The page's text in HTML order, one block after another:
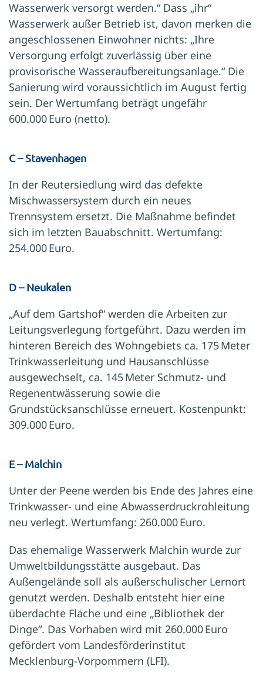
Wasserwerk versorgt werden.“ Dass „ihr“
Wasserwerk außer Betrieb ist, davon merken die
angeschlossenen Einwohner nichts: „Ihre
Versorgung erfolgt zuverlässig über eine
provisorische Wasseraufbereitungsanlage.“ Die
Sanierung wird voraussichtlich im August fertig
sein. Der Wertumfang beträgt ungefähr
600.000 Euro (netto).
C – Stavenhagen
In der Reutersiedlung wird das defekte
Mischwassersystem durch ein neues
Trennsystem ersetzt. Die Maßnahme befindet
sich im letzten Bauabschnitt. Wertumfang:
254.000 Euro.
D – Neukalen
„Auf dem Gartshof“ werden die Arbeiten zur
Leitungsverlegung fortgeführt. Dazu werden im
hinteren Bereich des Wohngebiets ca. 175 Meter
Trinkwasserleitung und Hausanschlüsse
ausgewechselt, ca. 145 Meter Schmutz- und
Regenentwässerung sowie die
Grundstücksanschlüsse erneuert. Kostenpunkt:
309.000 Euro.
E – Malchin
Unter der Peene werden bis Ende des Jahres eine
Trinkwasser- und eine Abwasserdruckrohleitung
neu verlegt. Wertumfang: 260.000 Euro.
Das ehemalige Wasserwerk Malchin wurde zur
Umweltbildungsstätte ausgebaut. Das
Außengelände soll als außerschulischer Lernort
genutzt werden. Deshalb entsteht hier eine
überdachte Fläche und eine „Bibliothek der
Dinge“. Das Vorhaben wird mit 260.000 Euro
gefördert vom Landesförderinstitut
Mecklenburg-Vorpommern (LFI).